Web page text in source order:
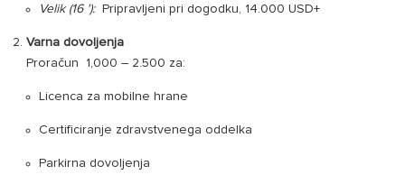
Velik (16 '): Pripravljeni pri dogodku, 14.000 USD+
Varna dovoljenja
Proračun
1,000 – 2.500 za:
Licenca za mobilne hrane
Certificiranje zdravstvenega oddelka
Parkirna dovoljenja